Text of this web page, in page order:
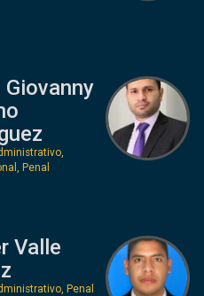
Penal
Valle
Penal